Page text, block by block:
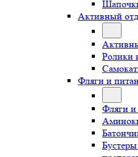
Активный
Ролики
Фляги и
Фляги и
Бустеры